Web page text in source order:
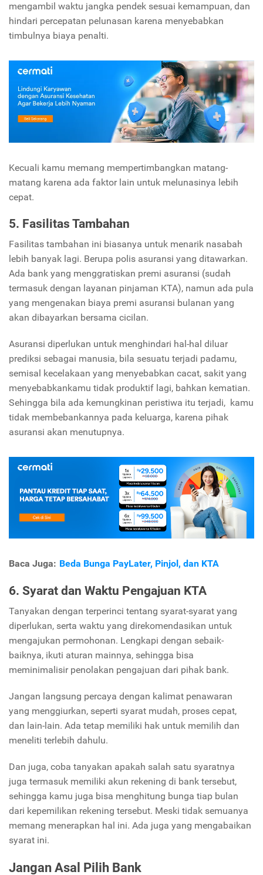
mengambil waktu jangka pendek sesuai kemampuan, dan
hindari percepatan pelunasan karena menyebabkan
timbulnya biaya penalti.
Kecuali kamu memang mempertimbangkan matang-
matang karena ada faktor lain untuk melunasinya lebih
cepat.
5. Fasilitas Tambahan
Fasilitas tambahan ini biasanya untuk menarik nasabah
lebih banyak lagi. Berupa polis asuransi yang ditawarkan.
Ada bank yang menggratiskan premi asuransi (sudah
termasuk dengan layanan pinjaman KTA), namun ada pula
yang mengenakan biaya premi asuransi bulanan yang
akan dibayarkan bersama cicilan.
Asuransi diperlukan untuk menghindari hal-hal diluar
prediksi sebagai manusia, bila sesuatu terjadi padamu,
semisal kecelakaan yang menyebabkan cacat, sakit yang
menyebabkankamu tidak produktif lagi, bahkan kematian.
Sehingga bila ada kemungkinan peristiwa itu terjadi, kamu
tidak membebankannya pada keluarga, karena pihak
asuransi akan menutupnya.
Baca Juga: Beda Bunga PayLater, Pinjol, dan KTA
6. Syarat dan Waktu Pengajuan KTA
Tanyakan dengan terperinci tentang syarat-syarat yang
diperlukan, serta waktu yang direkomendasikan untuk
mengajukan permohonan. Lengkapi dengan sebaik-
baiknya, ikuti aturan mainnya, sehingga bisa
meminimalisir penolakan pengajuan dari pihak bank.
Jangan langsung percaya dengan kalimat penawaran
yang menggiurkan, seperti syarat mudah, proses cepat,
dan lain-lain. Ada tetap memiliki hak untuk memilih dan
meneliti terlebih dahulu.
Dan juga, coba tanyakan apakah salah satu syaratnya
juga termasuk memiliki akun rekening di bank tersebut,
sehingga kamu juga bisa menghitung bunga tiap bulan
dari kepemilikan rekening tersebut. Meski tidak semuanya
memang menerapkan hal ini. Ada juga yang mengabaikan
syarat ini.
Jangan Asal Pilih Bank